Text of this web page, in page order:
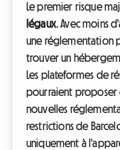
Le premier risque
légaux. Avec moins
une réglementation
trouver un
Les plateformes de
pourraient proposer
nouvelles
restrictions de
uniquement à